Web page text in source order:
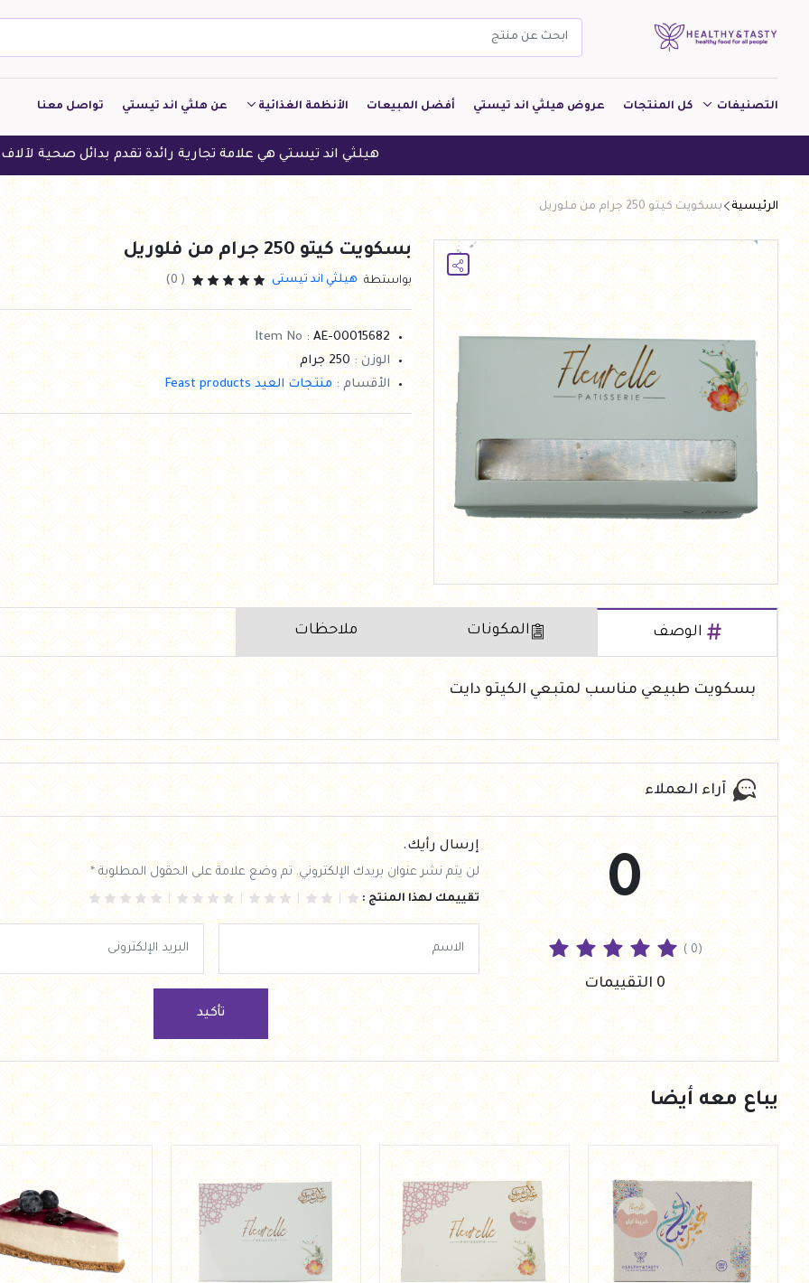
التصنيفات
مخبوزات
معجنات Pastry
بقالة
ألبان
بارات طاقة
دواجن
العروض Offers
جزارة
رايس كيك Rice cake
هيلثي كولا
كل المنتجات عروض هيلثي اند تيستي أفضل المبيعات الأنظمة الغذائية
منخفض الكربوهيدرات
منخفض البروتين
النباتين
النظام النباتي
عن هلثي اند تيستي تواصل معنا
هيلثي اند تيستي هي علامة تجارية رائدة تقدم بدائل صحية لآلاف العملاء
الرئيسية بسكويت كيتو 250 جرام من فلوريل
بسكويت كيتو 250 جرام من فلوريل
بواستطة هيلثي اند تيستى ( 0)
Item No : AE-00015682
الوزن :250 جرام
الأقسام :منتجات العيد Feast products
الوصف المكونات ملاحظات
بسكويت طبيعي مناسب لمتبعي الكيتو دايت
آراء العملاء
0
( 0)
0 التقييمات
إرسال رأيك.
لن يتم نشر عنوان بريدك الإلكتروني. تم وضع علامة على الحقول المطلوبة *
تقييمك لهذا المنتج :
تأكيد
يباع معه أيضا